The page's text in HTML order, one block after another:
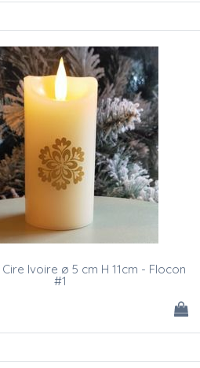
Ivoire ø 5 cm H 11cm - Flocon
#1